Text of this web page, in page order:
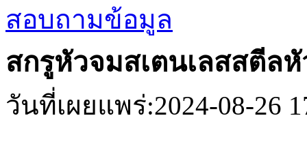
สอบถามข้อมูล
สกรูหัวจมสเตนเลสสตีล
วันที่เผยแพร่:2024-08-26